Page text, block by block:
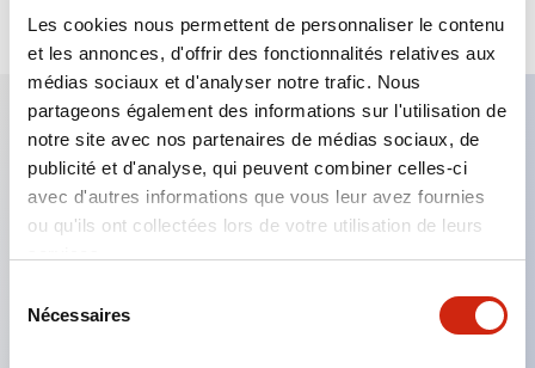
Les cookies nous permettent de personnaliser le contenu
et les annonces, d'offrir des fonctionnalités relatives aux
médias sociaux et d'analyser notre trafic. Nous
partageons également des informations sur l'utilisation de
notre site avec nos partenaires de médias sociaux, de
publicité et d'analyse, qui peuvent combiner celles-ci
avec d'autres informations que vous leur avez fournies
ou qu'ils ont collectées lors de votre utilisation de leurs
Nécessaires
Caractéristiques clés
Fixation par regroupement possible
Le commutateur sélecteur avec clé adopte une
structure à goupille à cylindre haute sécurité
La structure de protection est IP65 (IEC60529)